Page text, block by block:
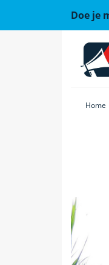
Doe je
Home